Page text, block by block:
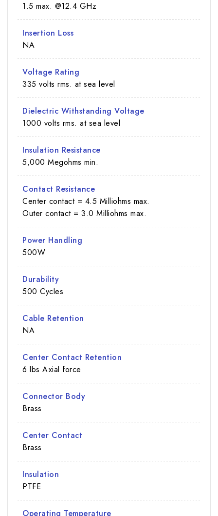
1.5 max. @12.4 GHz
Insertion Loss
NA
Voltage Rating
335 volts rms. at sea level
Dielectric Withstanding Voltage
1000 volts rms. at sea level
Insulation Resistance
5,000 Megohms min.
Contact Resistance
Center contact = 4.5 Milliohms max.
Outer contact = 3.0 Milliohms max.
Power Handling
500W
Durability
500 Cycles
Cable Retention
NA
Center Contact Retention
6 lbs Axial force
Connector Body
Brass
Center Contact
Brass
Insulation
PTFE
Operating Temperature